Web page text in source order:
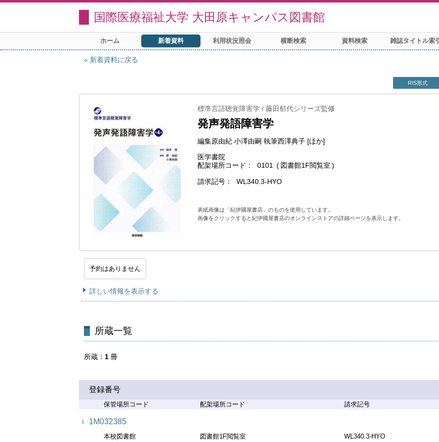
国際医療福祉大学 大田原キャンパス図書館
ホーム 新着資料 利用状況照会 横断検索 資料検索 雑誌タイトル索引
新着資料に戻る
RIS形式
標準言語聴覚障害学 / 藤田郁代シリーズ監修
発声発語障害学
編集原由紀 小澤由嗣 執筆西澤典子 [ほか]
医学書院
配架場所コード
0101 図書館1F閲覧室
請求記号 WL340.3-HYO
表紙画像は「紀伊國屋書店」のものを使用しています。
画像をクリックすると紀伊國屋書店のオンラインストアの詳細ページを表示します。
予約はありません
詳しい情報を表示する
所蔵一覧
所蔵 1 冊
登録番号
保管場所コード 配架場所コード 請求記号
1 1M032385
本校図書館 図書館1F閲覧室 WL340.3-HYO